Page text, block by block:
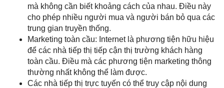
mà không cần biết khoảng cách của nhau. Điều này
cho phép nhiều người mua và người bán bỏ qua các
trung gian truyền thống.
Marketing toàn cầu: Internet là phương tiện hữu hiệu
để các nhà tiếp thị tiếp cận thị trường khách hàng
toàn cầu. Điều mà các phương tiện marketing thông
thường nhất không thể làm được.
Các nhà tiếp thị trực tuyến có thể truy cập nội dung